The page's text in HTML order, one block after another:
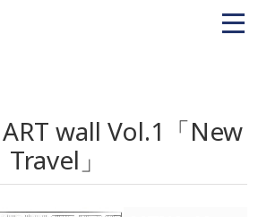
wall Vol.1「New
Travel」